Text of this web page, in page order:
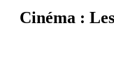
Cinéma :